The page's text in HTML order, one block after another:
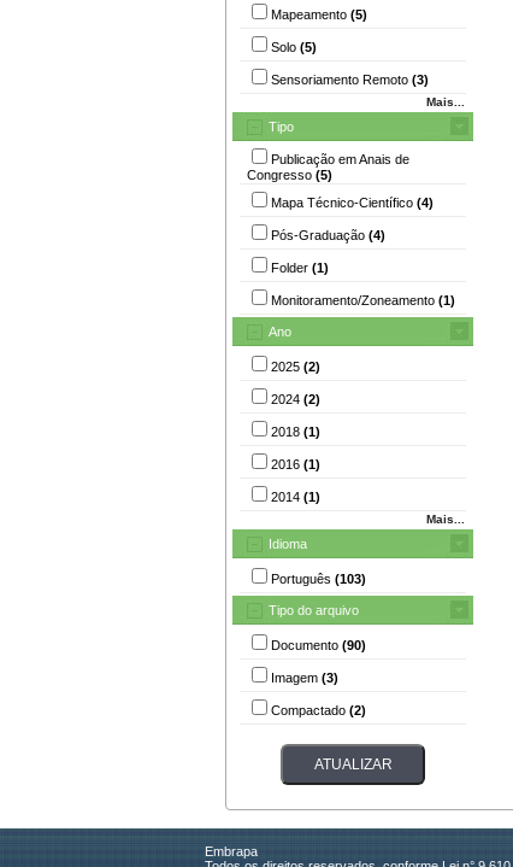
Mapeamento (5)
Solo (5)
Sensoriamento Remoto (3)
Mais...
Tipo
Publicação em Anais de
Congresso (5)
Mapa Técnico-Científico (4)
Pós-Graduação (4)
Folder (1)
Monitoramento/Zoneamento (1)
Ano
2025 (2)
2024 (2)
2018 (1)
2016 (1)
2014 (1)
Mais...
Idioma
Português (103)
Tipo do arquivo
Documento (90)
Imagem (3)
Compactado (2)
Embrapa